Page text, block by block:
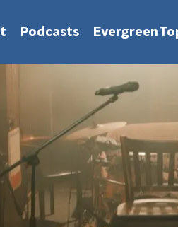
Podcasts Evergreen